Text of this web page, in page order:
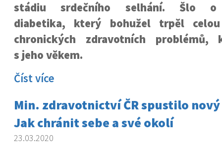
stádiu srdečního selhání. Šlo o
diabetika, který bohužel trpěl
chronických zdravotních problémů,
s jeho věkem.
Číst více
Min. zdravotnictví ČR spustilo
Jak chránit sebe a své okolí
23.03.2020